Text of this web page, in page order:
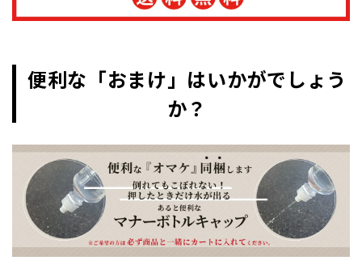
便利な「おまけ」はいかがでしょう
か？